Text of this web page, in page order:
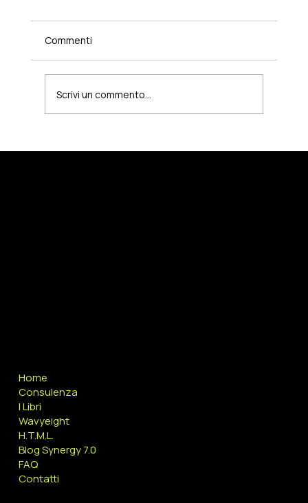
Commenti
Scrivi un commento...
Home
Consulenza
I Libri
Wavyeight
H.T.M.L.
Blog Synergy 7.0
FAQ
Contatti